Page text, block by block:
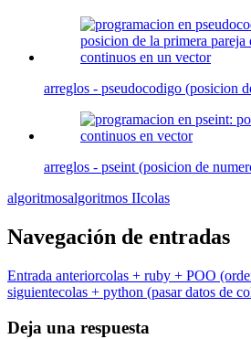
arreglos - pseudocodigo (posicion
arreglos - pseint (posicion de
algoritmosalgoritmos IIcolas
Navegación de entradas
Entrada anteriorcolas + ruby + POO
siguientecolas + python (pasar datos de
Deja una respuesta